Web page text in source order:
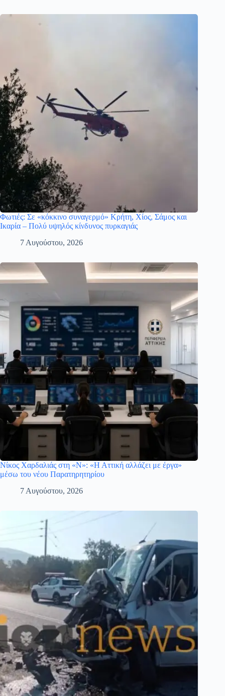
Φωτιές: Σε «κόκκινο συναγερμό» Κρήτη, Χίος, Σάμος και
Ικαρία – Πολύ υψηλός κίνδυνος πυρκαγιάς
7 Αυγούστου, 2026
Νίκος Χαρδαλιάς στη «Ν»: «Η Αττική αλλάζει με έργα»
μέσω του νέου Παρατηρητηρίου
7 Αυγούστου, 2026